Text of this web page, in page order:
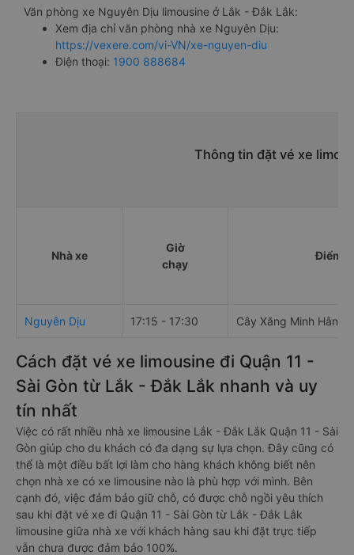
Văn phòng xe Nguyên Dịu limousine ở Lắk - Đắk Lắk:
Xem địa chỉ văn phòng nhà xe Nguyên Dịu:
https://vexere.com/vi-VN/xe-nguyen-diu
Điện thoại: 1900 888684
Thông tin đặt vé xe
Nhà xe
Giờ
chạy
Điểm
Nguyên Dịu 17:15 - 17:30 Cây Xăng Minh Hằng
Cách đặt vé xe limousine đi Quận 11 -
Sài Gòn từ Lắk - Đắk Lắk nhanh và uy
tín nhất
Việc có rất nhiều nhà xe limousine Lắk - Đắk Lắk Quận 11 - Sài
Gòn giúp cho du khách có đa dạng sự lựa chọn. Đây cũng có
thể là một điều bất lợi làm cho hàng khách không biết nên
chọn nhà xe có xe limousine nào là phù hợp với mình. Bên
cạnh đó, việc đảm bảo giữ chỗ, có được chỗ ngồi yêu thích
sau khi đặt vé xe đi Quận 11 - Sài Gòn từ Lắk - Đắk Lắk
limousine giữa nhà xe với khách hàng sau khi đặt trực tiếp
vẫn chưa được đảm bảo 100%.